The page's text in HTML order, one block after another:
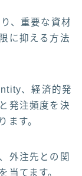
、重要な資材
に抑える方法
、経済的発
発注頻度を決
ます。
外注先との関
当てます。